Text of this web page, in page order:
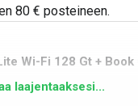
Book Cover
80 € posteineen.
Wi-Fi 128 Gt +
laajentaaksesi...